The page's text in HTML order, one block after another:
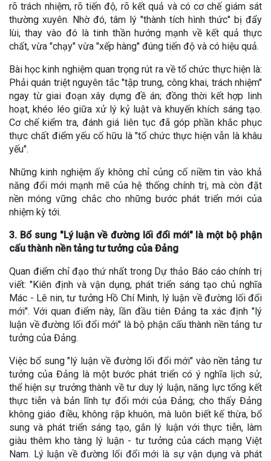
rõ trách nhiệm, rõ tiến độ, rõ kết quả và có cơ chế giám sát
thường xuyên. Nhờ đó, tâm lý "thành tích hình thức" bị đẩy
lùi, thay vào đó là tinh thần hướng mạnh về kết quả thực
chất, vừa "chạy" vừa "xếp hàng" đúng tiến độ và có hiệu quả.
Bài học kinh nghiệm quan trọng rút ra về tổ chức thực hiện là:
Phải quán triệt nguyên tắc "tập trung, công khai, trách nhiệm"
ngay từ giai đoạn xây dựng đề án; đồng thời kết hợp linh
hoạt, khéo léo giữa xử lý kỷ luật và khuyến khích sáng tạo.
Cơ chế kiểm tra, đánh giá liên tục đã góp phần khắc phục
thực chất điểm yếu cố hữu là "tổ chức thực hiện vẫn là khâu
yếu".
Những kinh nghiệm ấy không chỉ củng cố niềm tin vào khả
năng đổi mới mạnh mẽ của hệ thống chính trị, mà còn đặt
nền móng vững chắc cho những bước phát triển mới của
nhiệm kỳ tới.
3. Bổ sung "Lý luận về đường lối đổi mới" là một bộ phận
cấu thành nền tảng tư tưởng của Đảng
Quan điểm chỉ đạo thứ nhất trong Dự thảo Báo cáo chính trị
viết: "Kiên định và vận dụng, phát triển sáng tạo chủ nghĩa
Mác - Lê nin, tư tưởng Hồ Chí Minh, lý luận về đường lối đổi
mới". Với quan điểm này, lần đầu tiên Đảng ta xác định "lý
luận về đường lối đổi mới" là bộ phận cấu thành nền tảng tư
tưởng của Đảng.
Việc bổ sung "lý luận về đường lối đổi mới" vào nền tảng tư
tưởng của Đảng là một bước phát triển có ý nghĩa lịch sử,
thể hiện sự trưởng thành về tư duy lý luận, năng lực tổng kết
thực tiễn và bản lĩnh tự đổi mới của Đảng; cho thấy Đảng
không giáo điều, không rập khuôn, mà luôn biết kế thừa, bổ
sung và phát triển sáng tạo, gắn lý luận với thực tiễn, làm
giàu thêm kho tàng lý luận - tư tưởng của cách mạng Việt
Nam. Lý luận về đường lối đổi mới là sự vận dụng và phát